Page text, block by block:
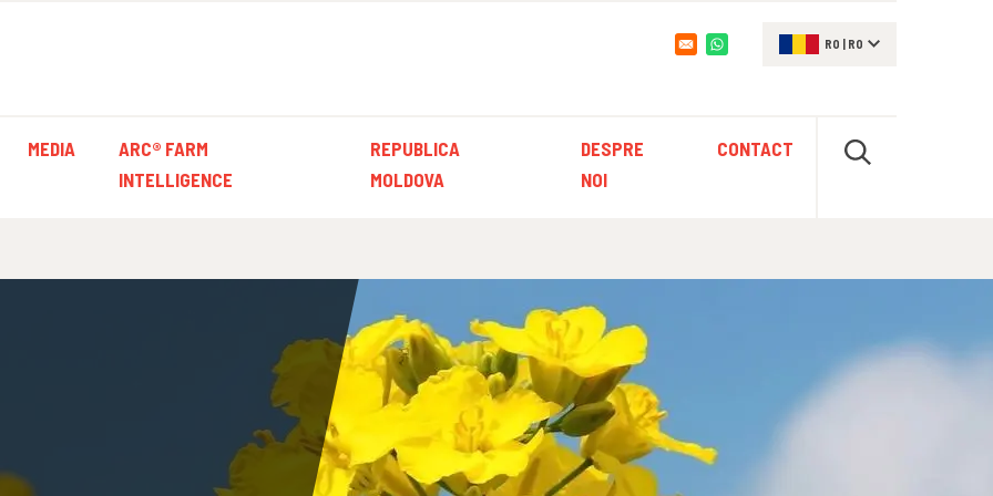
Opens in a new window
RO | RO
MEDIA
ARC® FARM
INTELLIGENCE
REPUBLICA
MOLDOVA
DESPRE
NOI
CONTACT